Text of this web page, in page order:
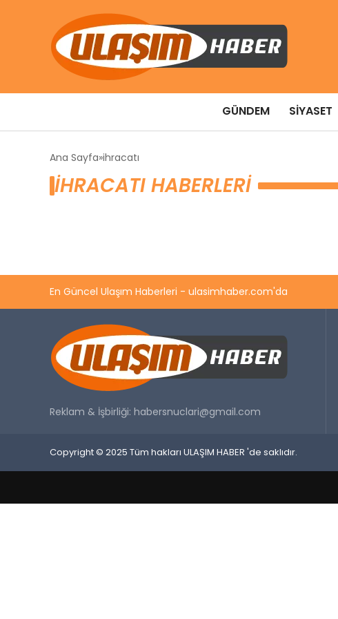
GÜNDEM SIYASET
Ana Sayfa ihracatı
IHRACATI HABERLERI
En Güncel Ulaşım Haberleri - ulasimhaber.com'da
Reklam & İşbirliği: habersnuclari@gmail.com
Copyright © 2025 Tüm hakları ULAŞIM HABER 'de saklıdır.